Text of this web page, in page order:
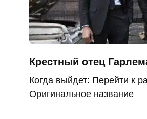
Крестный отец
Когда выйдет: Перейти к
Оригинальное название